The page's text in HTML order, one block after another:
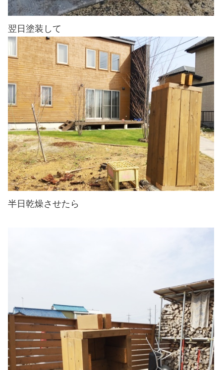
翌日塗装して
半日乾燥させたら